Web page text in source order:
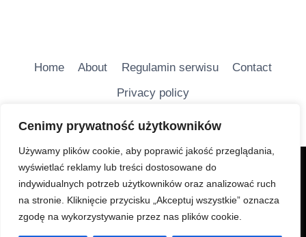
Cenimy prywatność użytkowników
Używamy plików cookie, aby poprawić jakość przeglądania,
wyświetlać reklamy lub treści dostosowane do
indywidualnych potrzeb użytkowników oraz analizować ruch
na stronie. Kliknięcie przycisku „Akceptuj wszystkie” oznacza
zgodę na wykorzystywanie przez nas plików cookie.
Home About Regulamin serwisu
Contact
Privacy policy
Charakter Serwisu jest głównie informacyjny i ma na
celu bezpłatne udostępnianie wiadomości
turystycznych.